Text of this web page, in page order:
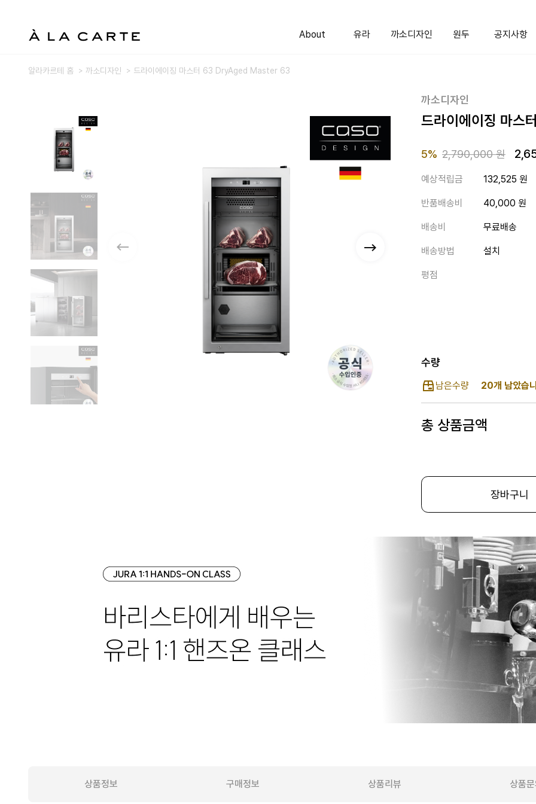
About 유라 까소디자인 원두 공지사항
알라카르테 홈 까소디자인 드라이에이징 마스터 63 DryAged Master 63
까소디자인
드라이에이징 마
5% Price reduced from
2,790,000 원
to
예상적립금 132,525 원
반품배송비 40,000 원
배송비 무료배송
배송방법 설치
평점
수량
남은수량 20개 남았습
총 상품금액
장바구니
상품정보 구매정보 상품리뷰 상품